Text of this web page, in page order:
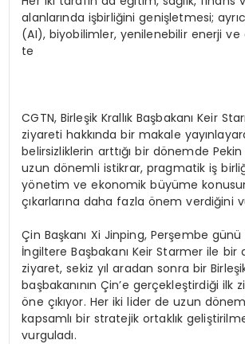
alanlarında işbirliğini genişletmesi;
(AI), biyobilimler, yenilenebilir enerji ve
te
CGTN, Birleşik Krallık Başbakanı Keir
ziyareti hakkında bir makale
belirsizliklerin arttığı bir dönemde Pekin
uzun dönemli istikrar, pragmatik iş
yönetim ve ekonomik büyüme
çıkarlarına daha fazla önem verdiğini
Çin Başkanı Xi Jinping, Perşembe günü
İngiltere Başbakanı Keir Starmer ile bir
ziyaret, sekiz yıl aradan sonra bir
başbakanının Çin’e gerçekleştirdiği ilk
öne çıkıyor. Her iki lider de uzun
kapsamlı bir stratejik ortaklık
vurguladı.